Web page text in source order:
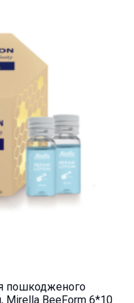
пошкодженого
Mirella BeeForm 6*10